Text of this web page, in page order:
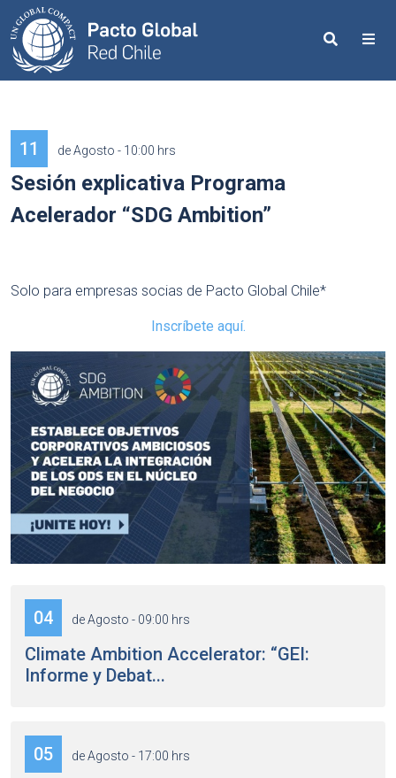
Search
11 de Agosto - 10:00 hrs
Sesión explicativa Programa
Acelerador “SDG Ambition”
Solo para empresas socias de Pacto Global Chile*
Inscríbete aquí.
04 de Agosto - 09:00 hrs
Climate Ambition Accelerator: “GEI:
Informe y Debat...
05 de Agosto - 17:00 hrs